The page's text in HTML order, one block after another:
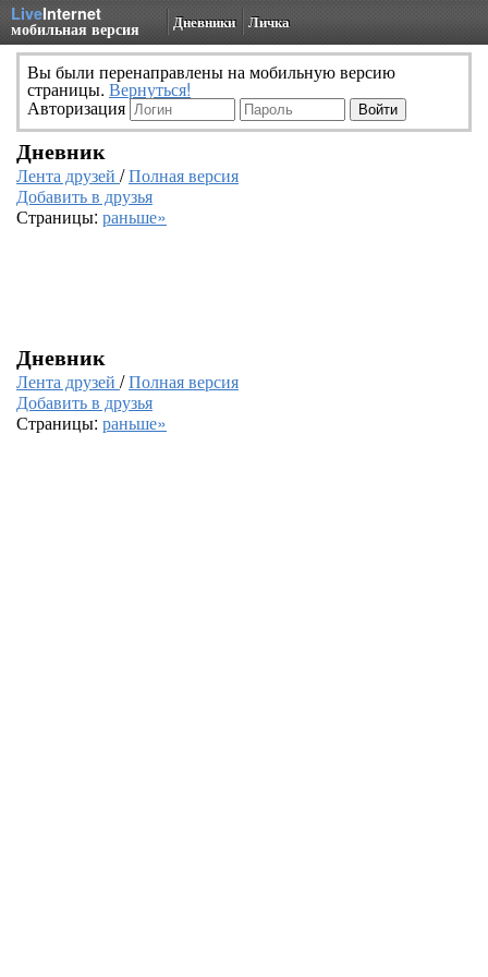
LiveInternet
мобильная версия Дневники Личка
Вы были перенаправлены на мобильную версию
страницы. Вернуться!
Авторизация
Дневник
Лента друзей /Полная версия
Добавить в друзья
Страницы: раньше»
Дневник
Лента друзей /Полная версия
Добавить в друзья
Страницы: раньше»